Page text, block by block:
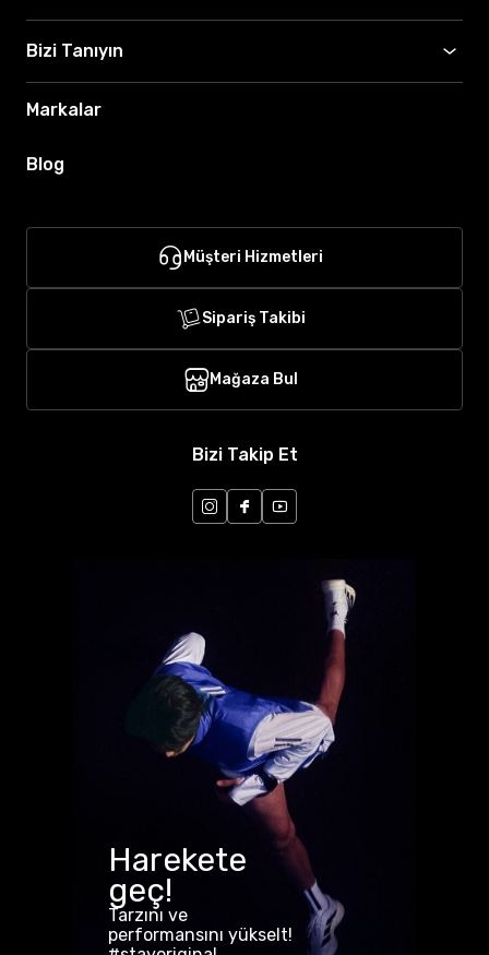
Bizi Tanıyın
Markalar
Blog
Müşteri Hizmetleri
Sipariş Takibi
Mağaza Bul
Bizi Takip Et
Harekete
geç!
Tarzını ve
performansını yükselt!